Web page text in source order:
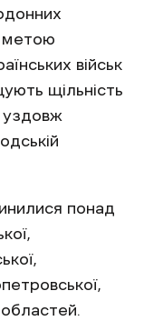
метою
військ
щільність
уздовж
понад